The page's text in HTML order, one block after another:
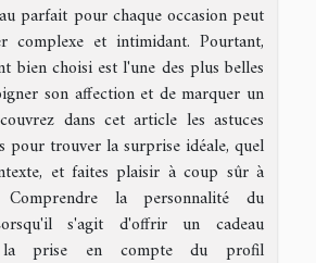
parfait pour chaque occasion peut
complexe et intimidant. Pourtant,
bien choisi est l'une des plus belles
son affection et de marquer un
dans cet article les astuces
pour trouver la surprise idéale, quel
et faites plaisir à coup sûr à
la personnalité du
s'agit d'offrir un cadeau
la prise en compte du profil